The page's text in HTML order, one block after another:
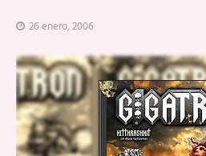
26 enero, 2006